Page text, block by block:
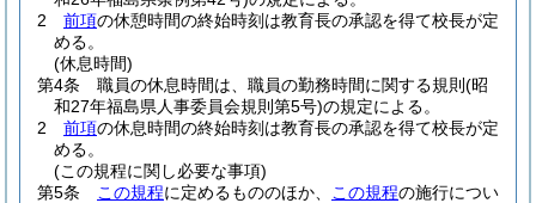
2
前項の休憩時間の終始時刻は教育長の承認を得て校長が定
める。
(休息時間)
第4条
職員の休息時間は、職員の勤務時間に関する規則 (昭
和27年福島県人事委員会規則第5号)の規定による。
2
前項の休息時間の終始時刻は教育長の承認を得て校長が定
める。
(この規程に関し必要な事項)
第5条
この規程に定めるもののほか、 この規程の施行につい